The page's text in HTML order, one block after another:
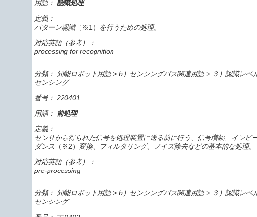
用語： 認識処理
定義：
パターン認識（※1）
を行うための処理。
対応英語（参考）：
processing for recognition
分類： 知能ロボット用語 > b）センシングパス関連用語 > ３）認識レベ
センシング
番号： 220401
用語：
前処理
定義：
センサから得られた信号を処理装置に送る前に行う、信号増幅、インピ
ダンス （※2）
変換、フィルタリング、ノイズ除去などの基本的な処理。
対応英語（参考）：
pre-processing
分類： 知能ロボット用語 > b）センシングパス関連用語 > ３）認識レベ
センシング